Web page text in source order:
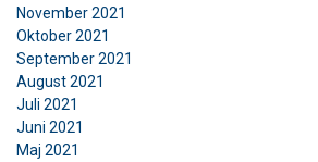
November 2021
Oktober 2021
September 2021
August 2021
Juli 2021
Juni 2021
Maj 2021